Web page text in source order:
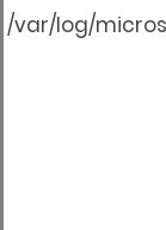
/var/log/